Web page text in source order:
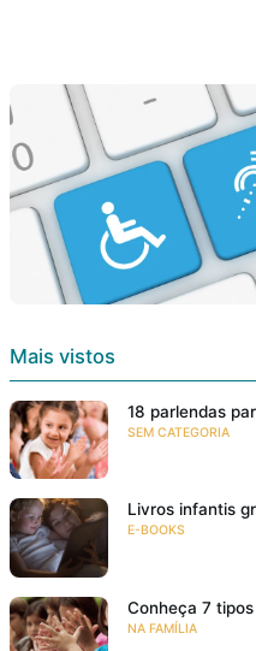
Mais vistos
18 parlendas
SEM CATEGORIA
Livros infantis
E-BOOKS
Conheça 7
NA FAMÍLIA